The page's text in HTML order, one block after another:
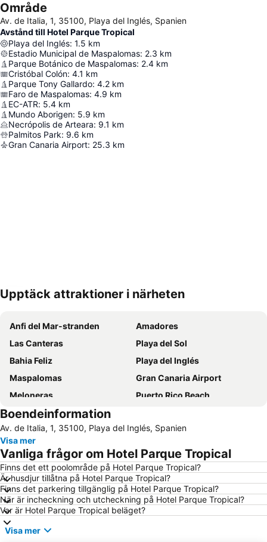
Område
Av. de Italia, 1, 35100, Playa del Inglés, Spanien
Avstånd till Hotel Parque Tropical
Playa del Inglés: 1.5 km
Estadio Municipal de Maspalomas: 2.3 km
Parque Botánico de Maspalomas: 2.4 km
Cristóbal Colón: 4.1 km
Parque Tony Gallardo: 4.2 km
Faro de Maspalomas: 4.9 km
EC-ATR: 5.4 km
Mundo Aborigen: 5.9 km
Necrópolis de Arteara: 9.1 km
Palmitos Park: 9.6 km
Gran Canaria Airport: 25.3 km
Förstora kartan
Upptäck attraktioner i närheten
Anfi del Mar-stranden
Amadores
Las Canteras
Playa del Sol
Bahia Feliz
Playa del Inglés
Maspalomas
Gran Canaria Airport
Meloneras
Puerto Rico Beach
Aeropuerto Internacional de Gran Canaria
Playa de Mogán
Playa de San Agustín
Taurito
Puerto de Mogan
Vegueta
Gran Casino Costa Meloneras
Puerto de Mogán
Parque Santa Catalina
Arguineguín
Las Palmas
Maspalomas Golf
Rimini
Faro de Maspalomas
Boendeinformation
Av. de Italia, 1, 35100, Playa del Inglés, Spanien
Visa mer
Vanliga frågor om Hotel Parque Tropical
Finns det ett poolområde på Hotel Parque Tropical?
Är husdjur tillåtna på Hotel Parque Tropical?
Finns det parkering tillgänglig på Hotel Parque Tropical?
När är incheckning och utcheckning på Hotel Parque Tropical?
Var är Hotel Parque Tropical beläget?
Visa mer